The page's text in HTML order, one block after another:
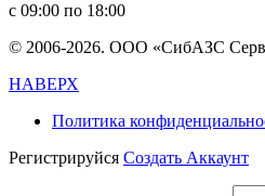
с 09:00 по 18:00
© 2006-2026. ООО «СибАЗС
НАВЕРХ
Политика
Регистрируйся Создать Аккаунт